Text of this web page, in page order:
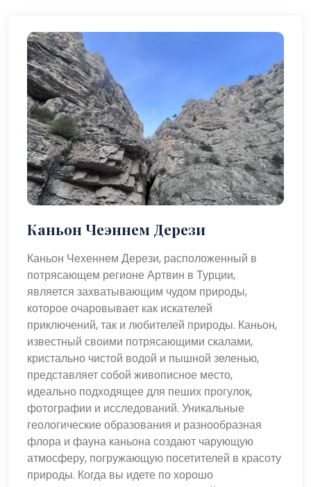
Каньон Чеэннем Дерези
Каньон Чехеннем Дерези, расположенный в
потрясающем регионе Артвин в Турции,
является захватывающим чудом природы,
которое очаровывает как искателей
приключений, так и любителей природы. Каньон,
известный своими потрясающими скалами,
кристально чистой водой и пышной зеленью,
представляет собой живописное место,
идеально подходящее для пеших прогулок,
фотографии и исследований. Уникальные
геологические образования и разнообразная
флора и фауна каньона создают чарующую
атмосферу, погружающую посетителей в красоту
природы. Когда вы идете по хорошо